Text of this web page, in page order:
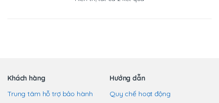
Khách hàng
Trung tâm hỗ trợ bảo hành
Hướng dẫn
Quy chế hoạt động